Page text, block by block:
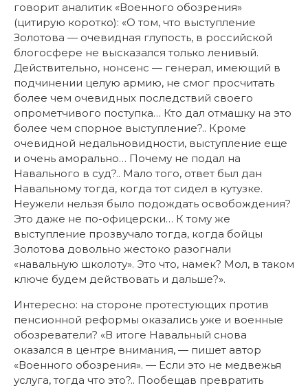
говорит аналитик «Военного обозрения»
(цитирую коротко): «О том, что выступление
Золотова — очевидная глупость, в российской
блогосфере не высказался только ленивый.
Действительно, нонсенс — генерал, имеющий в
подчинении целую армию, не смог просчитать
более чем очевидных последствий своего
опрометчивого поступка… Кто дал отмашку на это
более чем спорное выступление?.. Кроме
очевидной недальновидности, выступление еще
и очень аморально… Почему не подал на
Навального в суд?.. Мало того, ответ был дан
Навальному тогда, когда тот сидел в кутузке.
Неужели нельзя было подождать освобождения?
Это даже не по-офицерски… К тому же
выступление прозвучало тогда, когда бойцы
Золотова довольно жестоко разогнали
«навальную школоту». Это что, намек? Мол, в таком
ключе будем действовать и дальше?».
Интересно: на стороне протестующих против
пенсионной реформы оказались уже и военные
обозреватели? «В итоге Навальный снова
оказался в центре внимания, — пишет автор
«Военного обозрения». — Если это не медвежья
услуга, тогда что это?.. Пообещав превратить